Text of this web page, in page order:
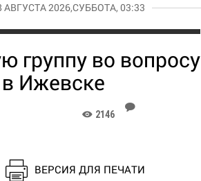
АВГУСТА 2026,СУББОТА, 03:33
группу во вопросу
Ижевске
K 2146
J
ВЕРСИЯ ДЛЯ ПЕЧАТИ